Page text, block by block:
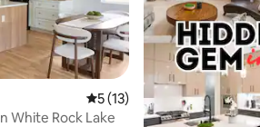
Gemiddelde beoordeling
5 (13)
White Rock Lake